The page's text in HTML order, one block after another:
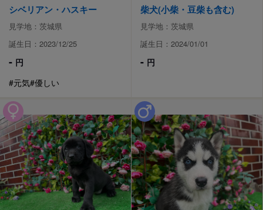
シベリアン・ハスキー
見学地：茨城県
誕生日：2023/12/25
- 円
#元気#優しい
柴犬(小柴・豆柴も含む)
見学地：茨城県
誕生日：2024/01/01
- 円